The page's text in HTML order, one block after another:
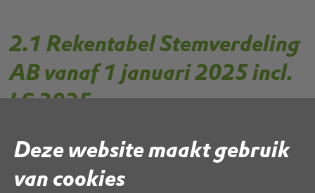
Deze website maakt gebruik
van cookies
2.1 Rekentabel Stemverdeling
AB vanaf 1 januari 2025 incl.
LS 2025
Gebruik de onderstaande link om het document te downloaden.
LS 2025’,